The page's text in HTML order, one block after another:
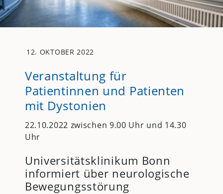
12. OKTOBER 2022
Veranstaltung für
Patientinnen und Patienten
mit Dystonien
22.10.2022 zwischen 9.00 Uhr und 14.30
Uhr
Universitätsklinikum Bonn
informiert über neurologische
Bewegungsstörung